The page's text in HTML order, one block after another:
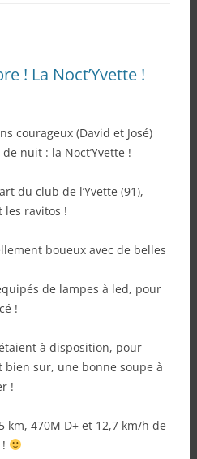
! La Noct’Yvette !
courageux (David et José)
nuit : la Noct’Yvette !
du club de l’Yvette (91),
les ravitos !
boueux avec de belles
de lampes à led, pour
!
à disposition, pour
sur, une bonne soupe à
!
km, 470M D+ et 12,7 km/h de